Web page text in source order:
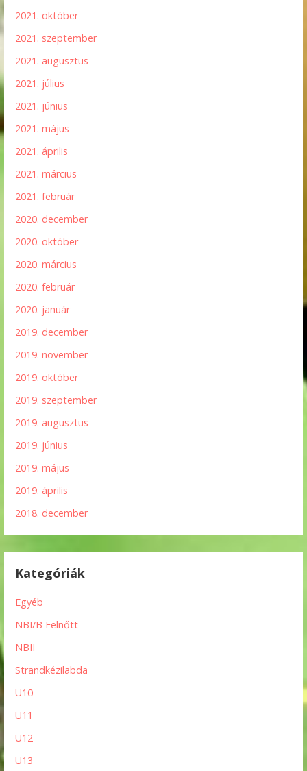
2021. október
2021. szeptember
2021. augusztus
2021. július
2021. június
2021. május
2021. április
2021. március
2021. február
2020. december
2020. október
2020. március
2020. február
2020. január
2019. december
2019. november
2019. október
2019. szeptember
2019. augusztus
2019. június
2019. május
2019. április
2018. december
Kategóriák
Egyéb
NBI/B Felnőtt
NBII
Strandkézilabda
U10
U11
U12
U13